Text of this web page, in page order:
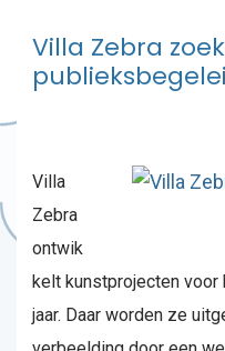
Villa Zebra
Villa
Zebra
ontwik
kelt kunstprojecten voor
jaar. Daar worden ze